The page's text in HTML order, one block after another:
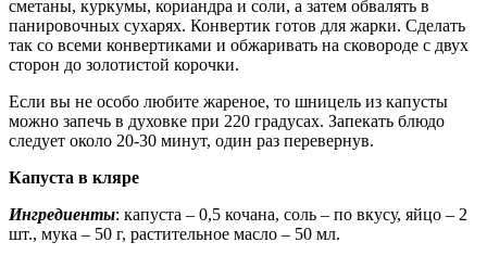
сметаны, куркумы, кориандра и соли, а затем обвалять в
панировочных сухарях. Конвертик готов для жарки. Сделать
так со всеми конвертиками и обжаривать на сковороде с двух
сторон до золотистой корочки.
Если вы не особо любите жареное, то шницель из капусты
можно запечь в духовке при 220 градусах. Запекать блюдо
следует около 20-30 минут, один раз перевернув.
Капуста в кляре
Ингредиенты: капуста – 0,5 кочана, соль – по вкусу, яйцо – 2
шт., мука – 50 г, растительное масло – 50 мл.